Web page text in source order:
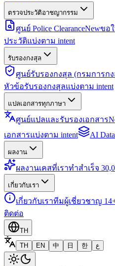
ตรวจประวัติอาชญากรรม
ศูนย์ Police ClearanceNewขอ
ประวัติแบ่งตาม intent
รับรองกงสุล
ศูนย์รับรองกงสุล (กรมการก
หัวข้อรับรองกงสุลแบ่งตาม intent
แปลเอกสารทุกภาษา
ศูนย์แปลและรับรองเอกสาร
เอกสารแบ่งตาม intent
AI
ผลงาน
ผลงานเคสที่เราทำสำเร็จ
เกี่ยวกับเรา
เกี่ยวกับเราทีมผู้เชี่ยวชาญ
ติดต่อ
TH
TH
EN 中 日 한 ع